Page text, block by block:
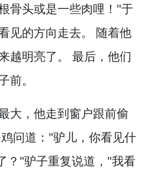
骨头或是一些肉哩！ "于
见的方向走去。
随着他
越明亮了。 最后， 他们
前。
大， 他走到窗户跟前偷
问道："驴儿， 你看见什
？ "驴子重复说道， "我看